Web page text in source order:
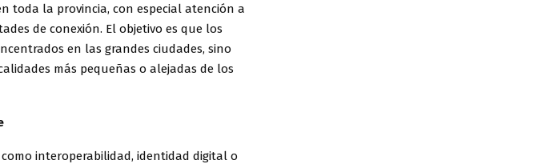
toda la provincia, con especial atención a
de conexión. El objetivo es que los
en las grandes ciudades, sino
más pequeñas o alejadas de los
interoperabilidad, identidad digital o